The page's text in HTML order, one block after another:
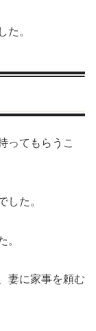
た。
ってもらうこ
した。
。
妻に家事を頼む